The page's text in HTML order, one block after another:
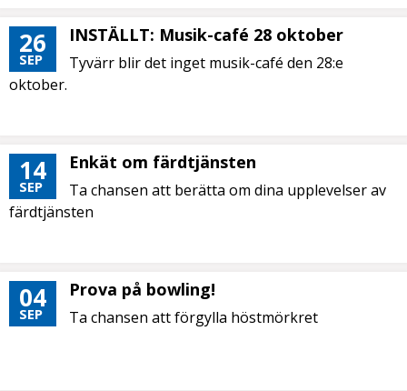
26
SEP
INSTÄLLT: Musik-café 28 oktober
Tyvärr blir det inget musik-café den 28:e
oktober.
14
SEP
Enkät om färdtjänsten
Ta chansen att berätta om dina upplevelser av
färdtjänsten
04
SEP
Prova på bowling!
Ta chansen att förgylla höstmörkret